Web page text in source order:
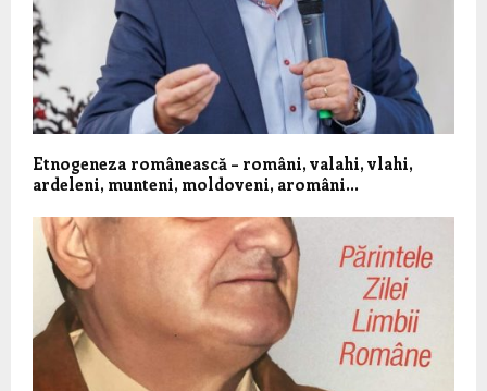
Etnogeneza românească – români, valahi, vlahi,
ardeleni, munteni, moldoveni, aromâni…